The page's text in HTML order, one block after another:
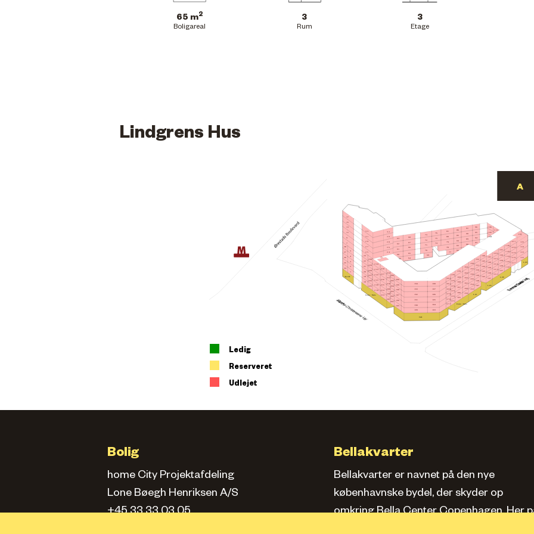
65 m2
Boligareal
3
Rum
3
Etage
Lindgrens Hus
96
95
94
93
90
9
89
88
86
85
84
83
82
81
80
79
78
77
76
75
74
73
72
71
70
7
69
68
67
66
65
64
63
62
61
60
59
5
4
37
36
35
34
33 32
31
3
29 28
27 26
25 24
230
23
229
228
227
226
225
224
223
222
221
220
22
219
218
217
216
215
214
213
212
211
210
21
209
208
207
206
205
204
203
202
201
200
20
2
199
198
197
196
195
194
193
192
191
190
188
187
186
185
184
183
182
181
180
18
179
178
177
176
175
174
173
172
171
170
17
169
168
167
166
165
164
163
162
161
160
159
158
157
156
155
154
153
152
151
150
15
149
148
147
146
145
144
143
142
141
140
139
138
137
136
135
134
133
132
131
130
13
129
128
127
126
125
124
123
122
121
120
119
118
117
116
115
114
113
112
111
11
106
105
104
1
Café
Føtex / Netto
Føtex / Netto
L.01
L.05
L.08
L.09
Apotek
Ledig
Reserveret
Udlejet
Bolig
home City Projektafdeling
Lone Bøegh Henriksen A/S
+45 33 33 03 05
Bellakvarter
Bellakvarter er navnet på den nye
københavnske bydel, der skyder op
omkring Bella Center Copenhagen. Her